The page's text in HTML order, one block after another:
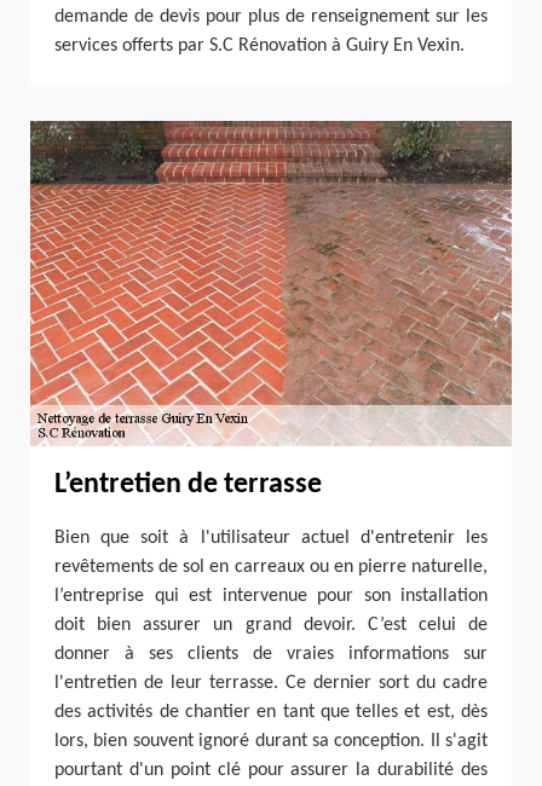
demande de devis pour plus de renseignement sur les
services offerts par S.C Rénovation à Guiry En Vexin.
L’entretien de terrasse
Bien que soit à l'utilisateur actuel d'entretenir les
revêtements de sol en carreaux ou en pierre naturelle,
l’entreprise qui est intervenue pour son installation
doit bien assurer un grand devoir. C’est celui de
donner à ses clients de vraies informations sur
l'entretien de leur terrasse. Ce dernier sort du cadre
des activités de chantier en tant que telles et est, dès
lors, bien souvent ignoré durant sa conception. Il s'agit
pourtant d'un point clé pour assurer la durabilité des